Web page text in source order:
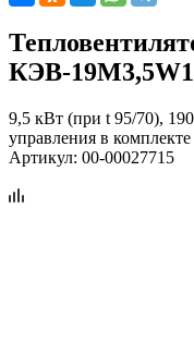
КЭВ-19М3,5W1
9,5 кВт (при t 95/70),
управления в комплекте
Артикул: 00-00027715